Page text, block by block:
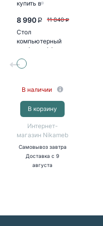
8 990 P 11 840 P
Стол
компьютерный
№1 (УПКФ) (Дуб
беленый, венге
ФВ)
В наличии
В корзину
Интернет-
магазин Nikameb
Самовывоз завтра
Доставка с 9
августа